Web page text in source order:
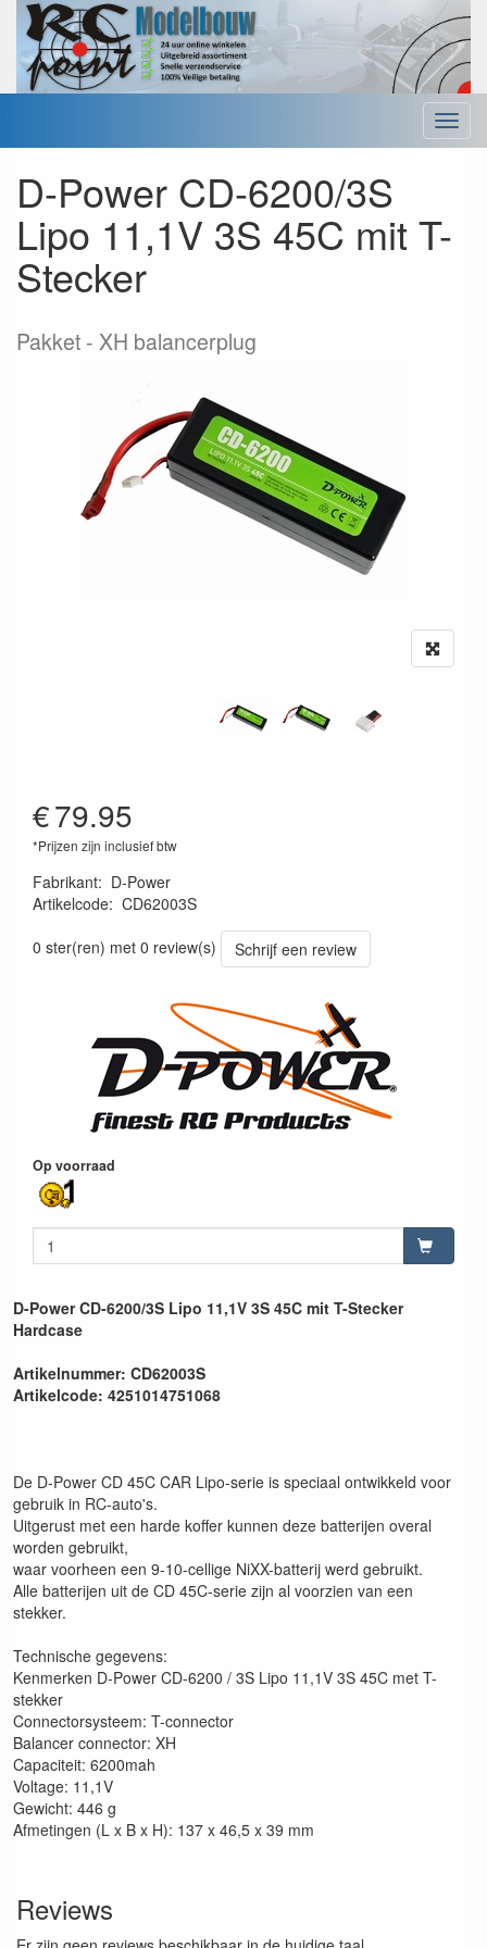
Menu
D-Power CD-6200/3S
Lipo 11,1V 3S 45C mit T-
Stecker
Pakket XH balancerplug
€79.95
*Prijzen zijn inclusief btw
Fabrikant: D-Power
Artikelcode: CD62003S
0 ster(ren) met 0 review(s)
Schrijf een review
Op voorraad
D-Power CD-6200/3S Lipo 11,1V 3S 45C mit T-Stecker
Hardcase
Artikelnummer: CD62003S
Artikelcode: 4251014751068
De D-Power CD 45C CAR Lipo-serie is speciaal ontwikkeld voor
gebruik in RC-auto's.
Uitgerust met een harde koffer kunnen deze batterijen overal
worden gebruikt,
waar voorheen een 9-10-cellige NiXX-batterij werd gebruikt.
Alle batterijen uit de CD 45C-serie zijn al voorzien van een
stekker.
Technische gegevens:
Kenmerken D-Power CD-6200 / 3S Lipo 11,1V 3S 45C met T-
stekker
Connectorsysteem: T-connector
Balancer connector: XH
Capaciteit: 6200mah
Voltage: 11,1V
Gewicht: 446 g
Afmetingen (L x B x H): 137 x 46,5 x 39 mm
Reviews